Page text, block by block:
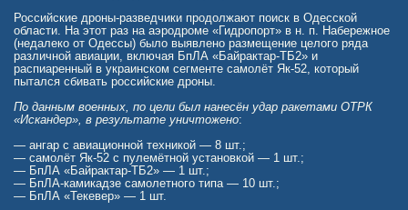
Российские дроны-разведчики продолжают поиск в Одесской
области. На этот раз на аэродроме «Гидропорт» в н. п. Набережное
(недалеко от Одессы) было выявлено размещение целого ряда
различной авиации, включая БпЛА «Байрактар-ТБ2» и
распиаренный в украинском сегменте самолёт Як-52, который
пытался сбивать российские дроны.
По данным военных, по цели был нанесён удар ракетами ОТРК
«Искандер», в результате уничтожено:
— ангар с авиационной техникой — 8 шт.;
— самолёт Як-52 с пулемётной установкой — 1 шт.;
— БпЛА «Байрактар-ТБ2» — 1 шт.;
— БпЛА-камикадзе самолетного типа — 10 шт.;
— БпЛА «Текевер» — 1 шт.